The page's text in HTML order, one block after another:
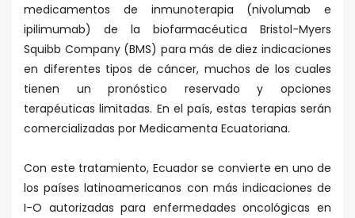
medicamentos de inmunoterapia (nivolumab e
ipilimumab) de la biofarmacéutica Bristol-Myers
Squibb Company (BMS) para más de diez indicaciones
en diferentes tipos de cáncer, muchos de los cuales
tienen un pronóstico reservado y opciones
terapéuticas limitadas. En el país, estas terapias serán
comercializadas por Medicamenta Ecuatoriana.
Con este tratamiento, Ecuador se convierte en uno de
los países latinoamericanos con más indicaciones de
I-O autorizadas para enfermedades oncológicas en